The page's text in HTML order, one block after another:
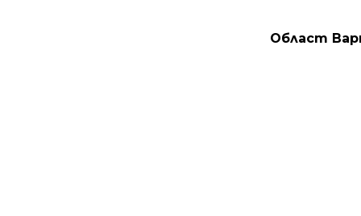
Област